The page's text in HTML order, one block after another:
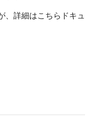
、詳細はこちらドキュ